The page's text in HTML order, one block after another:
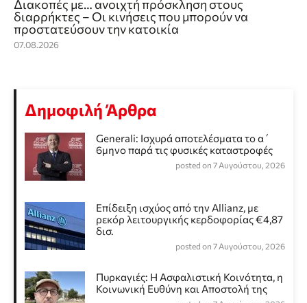
Διακοπές με… ανοιχτή πρόσκληση στους
διαρρήκτες – Οι κινήσεις που μπορούν να
προστατεύσουν την κατοικία
07.08.2026
Δημοφιλή Άρθρα
Generali: Ισχυρά αποτελέσματα το α΄
6μηνο παρά τις φυσικές καταστροφές
posted on 7 Αυγούστου, 2026
Επίδειξη ισχύος από την Allianz, με
ρεκόρ λειτουργικής κερδοφορίας €4,87
δισ.
posted on 7 Αυγούστου, 2026
Πυρκαγιές: Η Ασφαλιστική Κοινότητα, η
Κοινωνική Ευθύνη και Αποστολή της